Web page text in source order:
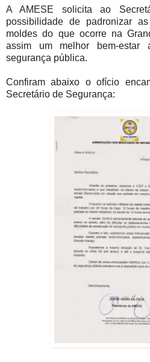
A AMESE solicita ao
possibilidade de padronizar
moldes do que ocorre na
assim um melhor bem-estar
segurança pública.
Confiram abaixo o ofício
Secretário de Segurança: